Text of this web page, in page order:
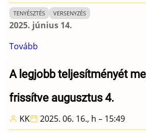
Park)
TENYÉSZTÉS VERSENYZÉS
2025. június 14.
Tovább
teljesítményét
-
június
A legjobb teljesítményét
frissítve augusztus 4.
KK 2025. 06. 16., h – 15:49